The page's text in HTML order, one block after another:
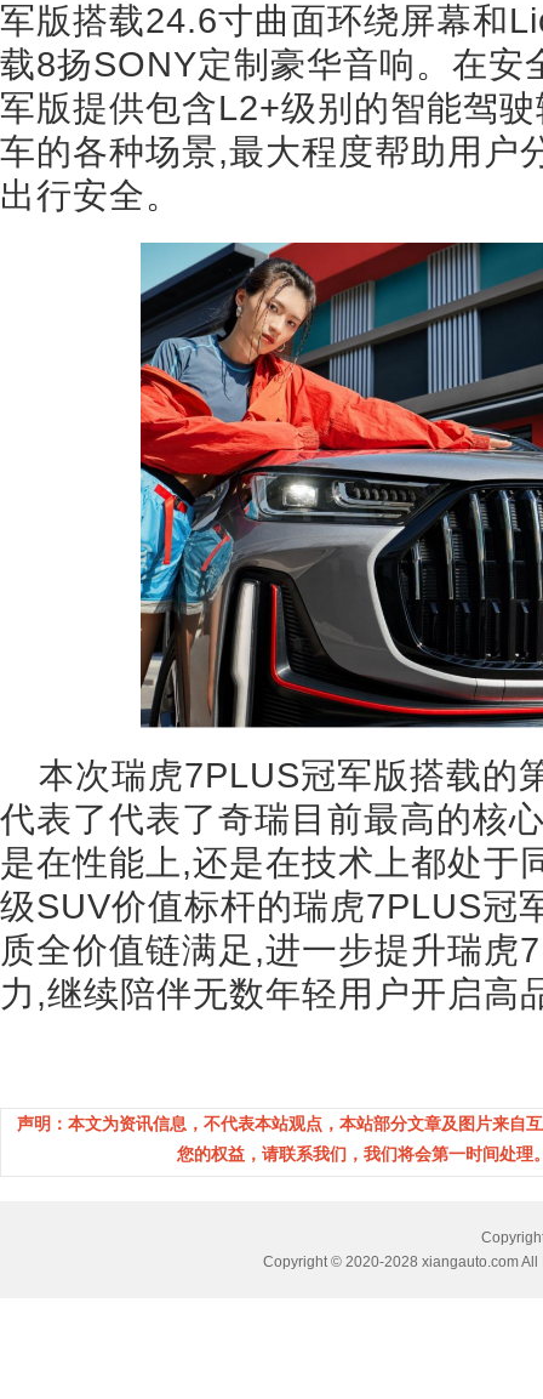
军版搭载24.6寸曲面环绕屏幕和
载8扬SONY定制豪华音响。在安
军版提供包含L2+级别的智能驾
车的各种场景,最大程度帮助用户
出行安全。
本次瑞虎7PLUS冠军版搭载的
代表了代表了奇瑞目前最高的核
是在性能上,还是在技术上都处于
级SUV价值标杆的瑞虎7PLUS冠
质全价值链满足,进一步提升瑞虎
力,继续陪伴无数年轻用户开启高
声明：本文为资讯信息，不代表本站观点，本站部分文章及图片来自
您的权益，请联系我们，我们将会第一时间处
Copyright © 2020-2028 xiangauto.com